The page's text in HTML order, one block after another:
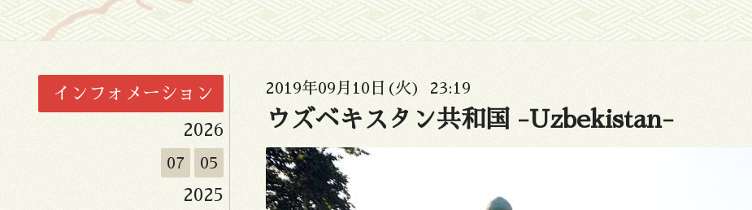
インフォメーション
2026
07 05
2025
2019年09月10日(火) 23:19
ウズベキスタン共和国 -Uzbekistan-